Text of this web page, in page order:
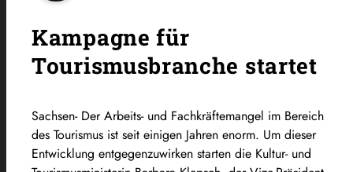
Kampagne für
Tourismusbranche startet
Sachsen- Der Arbeits- und Fachkräftemangel im Bereich
des Tourismus ist seit einigen Jahren enorm. Um dieser
Entwicklung entgegenzuwirken starten die Kultur- und